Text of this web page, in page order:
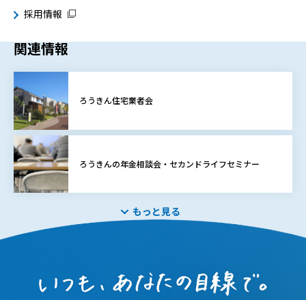
採用情報
関連情報
ろうきん住宅業者会
ろうきんの年金相談会・セカンドライフセミナー
もっと見る